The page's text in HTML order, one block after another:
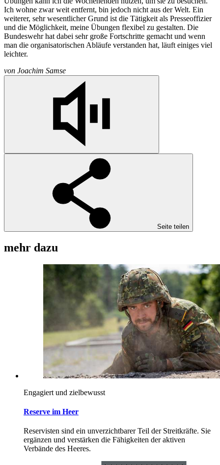
Ich wohne zwar weit entfernt, bin jedoch nicht aus der Welt. Ein
weiterer, sehr wesentlicher Grund ist die Tätigkeit als Presseoffizier
und die Möglichkeit, meine Übungen flexibel zu gestalten. Die
Bundeswehr hat dabei sehr große Fortschritte gemacht und wenn
man die organisatorischen Abläufe verstanden hat, läuft einiges viel
leichter.
von Joachim Samse
Seite teilen
mehr dazu
Engagiert und zielbewusst
Reserve im Heer
Reservisten sind ein unverzichtbarer Teil der Streitkräfte. Sie
ergänzen und verstärken die Fähigkeiten der aktiven
Verbände des Heeres.